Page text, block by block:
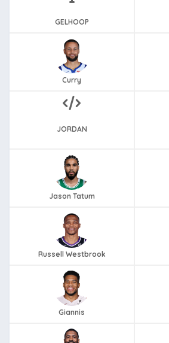
GELHOOP
Curry
JORDAN
Jason Tatum
Russell Westbrook
Giannis